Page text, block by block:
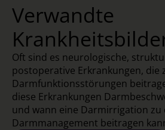
Verwandte
Oft sind es neurologische,
postoperative Erkrankungen, die
Darmfunktionsstörungen
diese Erkrankungen
und wann eine Darmirrigation zu
Darmmanagement beitragen